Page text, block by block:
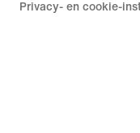
Privacy- en cookie-